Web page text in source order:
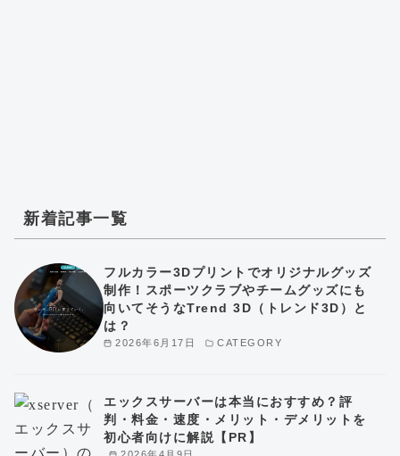
新着記事一覧
2026年6月17日 CATEGORY
フルカラー3Dプリントでオリジナルグッズ
制作！スポーツクラブやチームグッズにも
向いてそうなTrend 3D（トレンド3D）と
は？
エックスサーバーは本当におすすめ？評
判・料金・速度・メリット・デメリットを
初心者向けに解説【PR】